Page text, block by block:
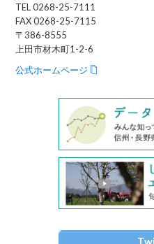
TEL 0268-25-7111
FAX 0268-25-7115
〒386-8555
上田市材木町1-2-6
公式ホームページ